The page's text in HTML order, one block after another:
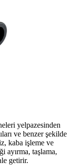
yelpazesinden
ve benzer şekilde
kaba işleme ve
ayırma, taşlama,
getirir.